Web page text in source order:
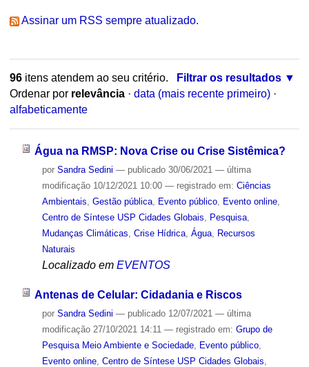
Assinar um RSS sempre atualizado.
96itens atendem ao seu critério.
Filtrar os resultados
Ordenar por relevância · data (mais recente primeiro) ·
alfabeticamente
Água na RMSP: Nova Crise ou Crise Sistêmica?
por Sandra Sedini — publicado30/06/2021 — última
modificação10/12/2021 10:00 — registrado em: Ciências
Ambientais Gestão pública, Evento público, Evento online,
Centro de Síntese USP Cidades Globais
Pesquisa,
Mudanças Climáticas Crise Hídrica, Água,
Recursos
Naturais
Localizado em EVENTOS
Antenas de Celular: Cidadania e Riscos
por Sandra Sedini — publicado12/07/2021 — última
modificação27/10/2021 14:11 — registrado em: Grupo de
Pesquisa Meio Ambiente e Sociedade, Evento público,
Evento online, Centro de Síntese USP Cidades Globais